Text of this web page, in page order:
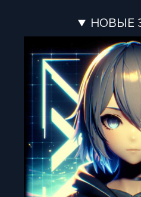
НОВЫЕ